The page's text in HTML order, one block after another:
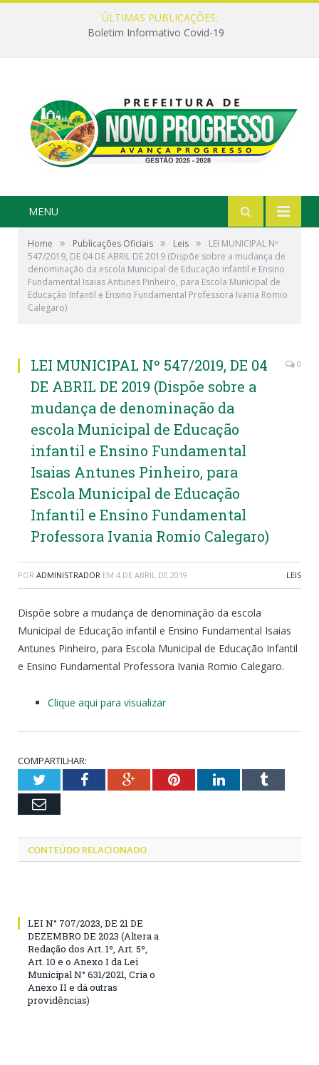
ÚLTIMAS PUBLICAÇÕES:
Boletim Informativo Covid-19
MENU
Home » Publicações Oficiais » Leis »
LEI MUNICIPAL Nº
547/2019, DE 04 DE ABRIL DE 2019 (Dispõe sobre a mudança de
denominação da escola Municipal de Educação infantil e Ensino
Fundamental Isaias Antunes Pinheiro, para Escola Municipal de
Educação Infantil e Ensino Fundamental Professora Ivania Romio
Calegaro)
LEI MUNICIPAL Nº 547/2019, DE 04
DE ABRIL DE 2019 (Dispõe sobre a
mudança de denominação da
escola Municipal de Educação
infantil e Ensino Fundamental
Isaias Antunes Pinheiro, para
Escola Municipal de Educação
Infantil e Ensino Fundamental
Professora Ivania Romio Calegaro)
0
POR ADMINISTRADOR EM 4 DE ABRIL DE 2019 LEIS
Dispõe sobre a mudança de denominação da escola
Municipal de Educação infantil e Ensino Fundamental Isaias
Antunes Pinheiro, para Escola Municipal de Educação Infantil
e Ensino Fundamental Professora Ivania Romio Calegaro.
Clique aqui para visualizar
COMPARTILHAR:
TwitterFacebookGoogle+PinterestLinkedInTumblr
Email
CONTEÚDO RELACIONADO
LEI N° 707/2023, DE 21 DE
DEZEMBRO DE 2023 (Altera a
Redação dos Art. 1º, Art. 5º,
Art. 10 e o Anexo I da Lei
Municipal N° 631/2021, Cria o
Anexo II e dá outras
providências)